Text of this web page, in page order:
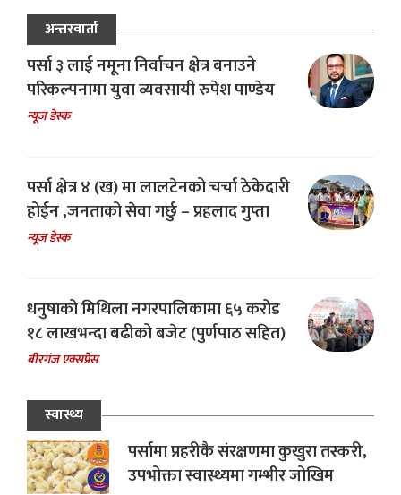
अन्तरवार्ता
पर्सा ३ लाई नमूना निर्वाचन क्षेत्र बनाउने
परिकल्पनामा युवा व्यवसायी रुपेश पाण्डेय
न्यूज डेस्क
पर्सा क्षेत्र ४ (ख) मा लालटेनको चर्चा ठेकेदारी
होईन ,जनताको सेवा गर्छु – प्रहलाद गुप्ता
न्यूज डेस्क
धनुषाको मिथिला नगरपालिकामा ६५ करोड
१८ लाखभन्दा बढीको बजेट (पुर्णपाठ सहित)
बीरगंज एक्सप्रेस
स्वास्थ्य
पर्सामा प्रहरीकै संरक्षणमा कुखुरा तस्करी,
उपभोक्ता स्वास्थ्यमा गम्भीर जोखिम